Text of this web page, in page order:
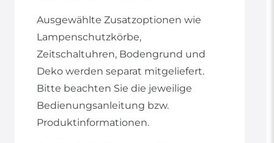
Ausgewählte Zusatzoptionen wie
Lampenschutzkörbe,
Zeitschaltuhren, Bodengrund und
Deko werden separat mitgeliefert.
Bitte beachten Sie die jeweilige
Bedienungsanleitung bzw.
Produktinformationen.